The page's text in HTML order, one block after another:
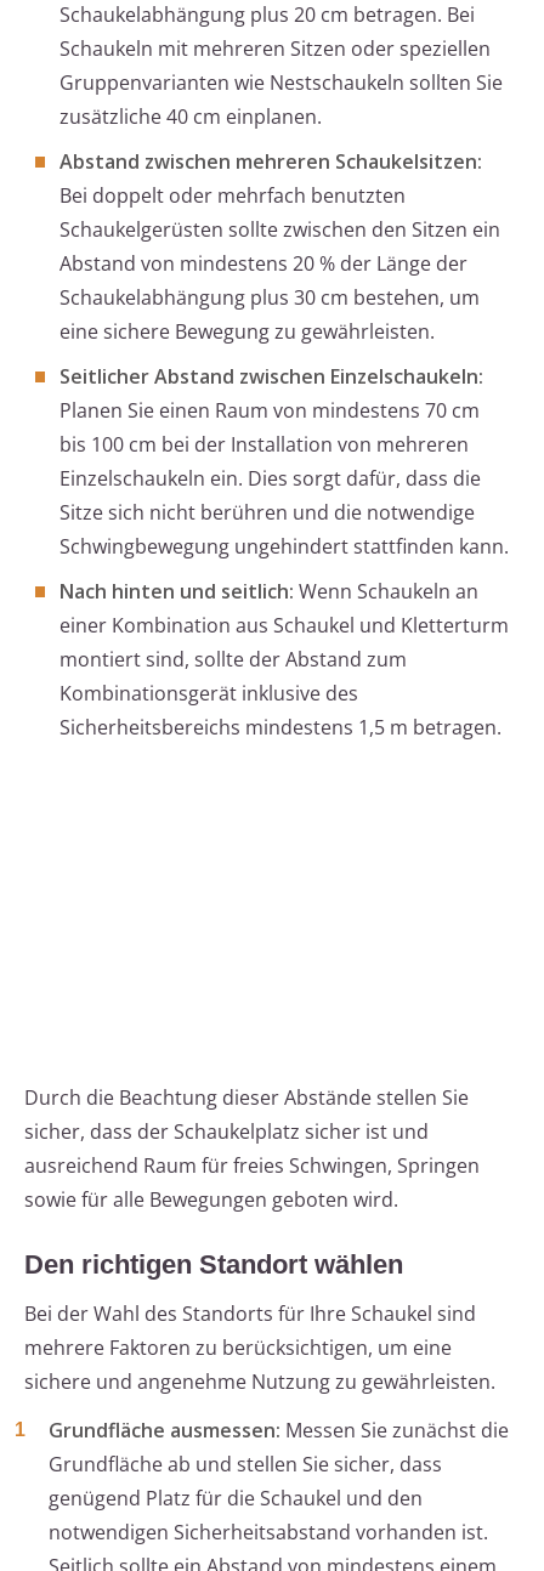
Schaukelabhängung plus 20 cm betragen. Bei
Schaukeln mit mehreren Sitzen oder speziellen
Gruppenvarianten wie Nestschaukeln sollten Sie
zusätzliche 40 cm einplanen.
Abstand zwischen mehreren Schaukelsitzen:
Bei doppelt oder mehrfach benutzten
Schaukelgerüsten sollte zwischen den Sitzen ein
Abstand von mindestens 20 % der Länge der
Schaukelabhängung plus 30 cm bestehen, um
eine sichere Bewegung zu gewährleisten.
Seitlicher Abstand zwischen Einzelschaukeln:
Planen Sie einen Raum von mindestens 70 cm
bis 100 cm bei der Installation von mehreren
Einzelschaukeln ein. Dies sorgt dafür, dass die
Sitze sich nicht berühren und die notwendige
Schwingbewegung ungehindert stattfinden kann.
Nach hinten und seitlich: Wenn Schaukeln an
einer Kombination aus Schaukel und Kletterturm
montiert sind, sollte der Abstand zum
Kombinationsgerät inklusive des
Sicherheitsbereichs mindestens 1,5 m betragen.
Durch die Beachtung dieser Abstände stellen Sie
sicher, dass der Schaukelplatz sicher ist und
ausreichend Raum für freies Schwingen, Springen
sowie für alle Bewegungen geboten wird.
Den richtigen Standort wählen
Bei der Wahl des Standorts für Ihre Schaukel sind
mehrere Faktoren zu berücksichtigen, um eine
sichere und angenehme Nutzung zu gewährleisten.
Grundfläche ausmessen: Messen Sie zunächst die
Grundfläche ab und stellen Sie sicher, dass
genügend Platz für die Schaukel und den
notwendigen Sicherheitsabstand vorhanden ist.